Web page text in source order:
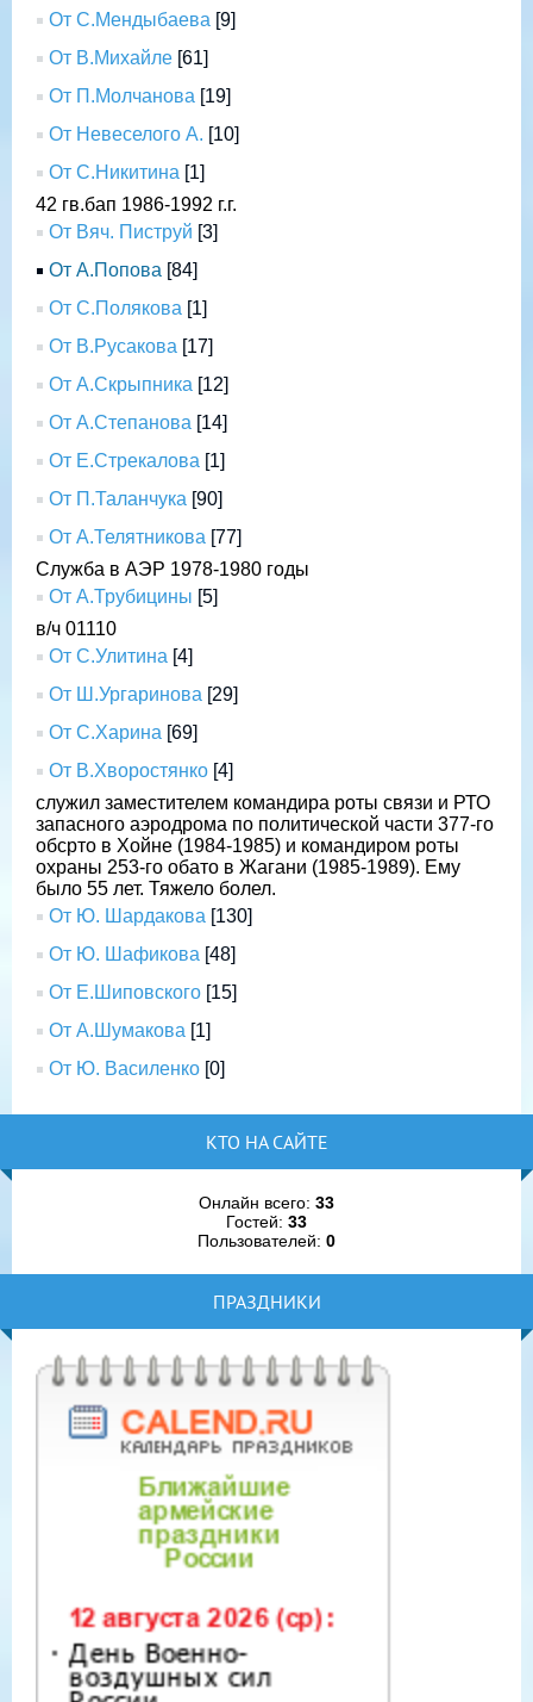
От С.Мендыбаева [9]
От В.Михайле [61]
От П.Молчанова [19]
От Невеселого А. [10]
От С.Никитина [1]
42 гв.бап 1986-1992 г.г.
От Вяч. Пиструй [3]
От А.Попова [84]
От С.Полякова [1]
От В.Русакова [17]
От А.Скрыпника [12]
От А.Степанова [14]
От Е.Стрекалова [1]
От П.Таланчука [90]
От А.Телятникова [77]
Служба в АЭР 1978-1980 годы
От А.Трубицины [5]
в/ч 01110
От С.Улитина [4]
От Ш.Ургаринова [29]
От С.Харина [69]
От В.Хворостянко [4]
служил заместителем командира роты связи и РТО
запасного аэродрома по политической части 377-го
обсрто в Хойне (1984-1985) и командиром роты
охраны 253-го обато в Жагани (1985-1989). Ему
было 55 лет. Тяжело болел.
От Ю. Шардакова [130]
От Ю. Шафикова [48]
От Е.Шиповского [15]
От А.Шумакова [1]
От Ю. Василенко [0]
КТО НА САЙТЕ
Онлайн всего: 33
Гостей: 33
Пользователей: 0
ПРАЗДНИКИ